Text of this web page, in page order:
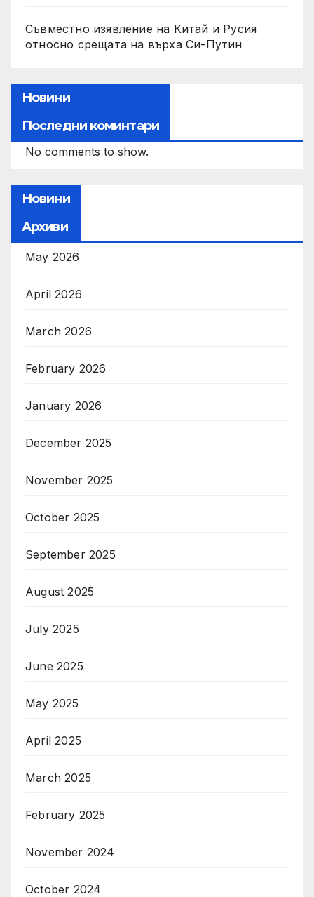
Съвместно изявление на Китай и Русия
относно срещата на върха Си-Путин
Новини
Последни коминтари
No comments to show.
Новини
Архиви
May 2026
April 2026
March 2026
February 2026
January 2026
December 2025
November 2025
October 2025
September 2025
August 2025
July 2025
June 2025
May 2025
April 2025
March 2025
February 2025
November 2024
October 2024